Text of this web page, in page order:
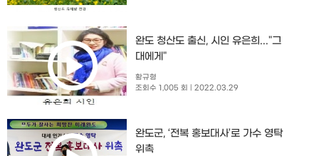
완도 청산도 출신, 시인 유은희..."그
대에게"
황규형
조회수 1,005 회
| 2022.03.29
완도군, ‘전복 홍보대사’로 가수 영탁
위촉